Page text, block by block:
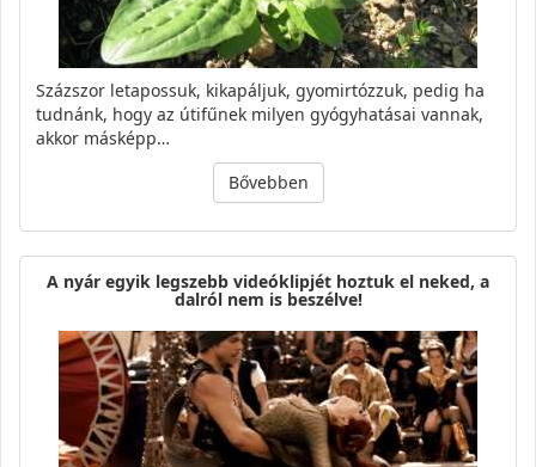
Százszor letapossuk, kikapáljuk, gyomirtózzuk, pedig ha
tudnánk, hogy az útifűnek milyen gyógyhatásai vannak,
akkor másképp…
Bővebben
A nyár egyik legszebb videóklipjét hoztuk el neked, a
dalról nem is beszélve!